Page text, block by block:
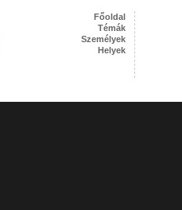
Főoldal
Témák
Személyek
Helyek